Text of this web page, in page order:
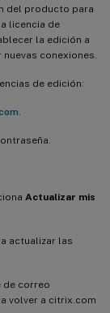
del producto para
licencia de
la edición a
conexiones.
de edición:
Actualizar mis
actualizar las
de correo
volver a citrix.com